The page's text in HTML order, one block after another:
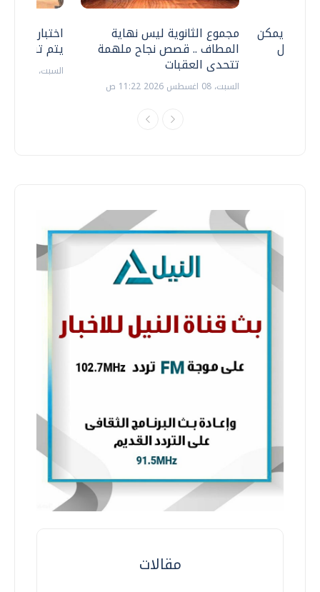
اختبارات
يتم
السبت، 18 يوليو 2026 09:22 ص
مجموع الثانوية ليس نهاية
المطاف .. قصص نجاح ملهمة
تتحدى العقبات
السبت، 08 اغسطس 2026 11:22 ص
.. هل يمكن
نتعامل
مقالات